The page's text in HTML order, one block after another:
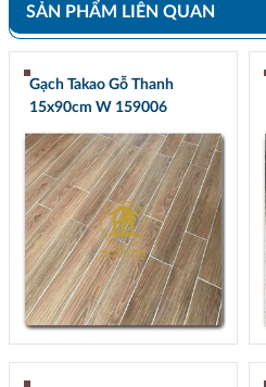
SẢN PHẨM LIÊN QUAN
Gạch Takao Gỗ Thanh
15x90cm W 159006